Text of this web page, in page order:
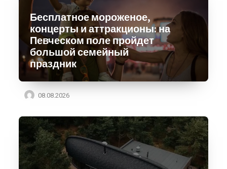
Бесплатное мороженое,
концерты и аттракционы: на
Певческом поле пройдет
большой семейный
праздник
08.08.2026